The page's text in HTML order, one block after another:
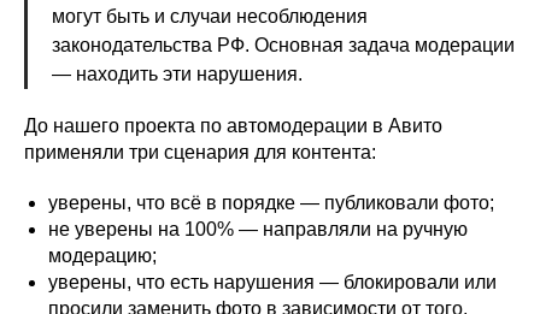
могут быть и случаи несоблюдения
законодательства РФ. Основная задача модерации
— находить эти нарушения.
До нашего проекта по автомодерации в Авито
применяли три сценария для контента:
уверены, что всё в порядке — публиковали фото;
не уверены на 100% — направляли на ручную
модерацию;
уверены, что есть нарушения — блокировали или
просили заменить фото в зависимости от того,